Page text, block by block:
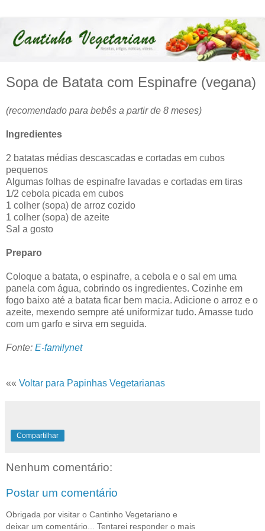
Sopa de Batata com Espinafre (vegana)
(recomendado para bebês a partir de 8 meses)
Ingredientes
2 batatas médias descascadas e cortadas em cubos
pequenos
Algumas folhas de espinafre lavadas e cortadas em tiras
1/2 cebola picada em cubos
1 colher (sopa) de arroz cozido
1 colher (sopa) de azeite
Sal a gosto
Preparo
Coloque a batata, o espinafre, a cebola e o sal em uma
panela com água, cobrindo os ingredientes. Cozinhe em
fogo baixo até a batata ficar bem macia. Adicione o arroz e o
azeite, mexendo sempre até uniformizar tudo. Amasse tudo
com um garfo e sirva em seguida.
Fonte: E-familynet
«« Voltar para Papinhas Vegetarianas
Compartilhar
Nenhum comentário:
Postar um comentário
Obrigada por visitar o Cantinho Vegetariano e
deixar um comentário... Tentarei responder o mais